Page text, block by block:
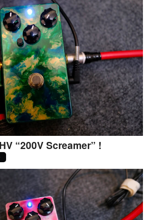
“200V Screamer” !